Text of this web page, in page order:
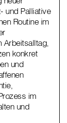
und Palliative
Routine im
Arbeitsalltag,
konkret
und
im
und